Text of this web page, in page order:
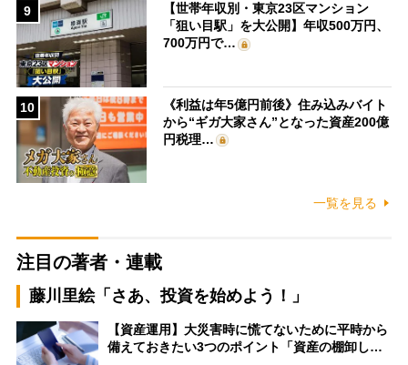
9
【世帯年収別・東京23区マンション
「狙い目駅」を大公開】年収500万円、
700万円で…
10
《利益は年5億円前後》住み込みバイト
から“ギガ大家さん”となった資産200億
円税理…
一覧を見る
注目の著者・連載
藤川里絵「さあ、投資を始めよう！」
【資産運用】大災害時に慌てないために平時から
備えておきたい3つのポイント「資産の棚卸し…